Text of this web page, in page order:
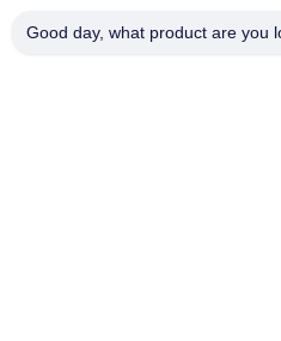
Good day, what product are you